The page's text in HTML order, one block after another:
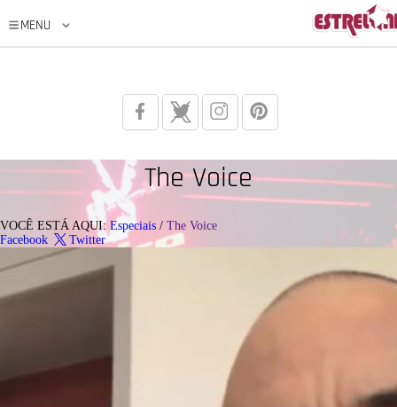
The Voice
VOCÊ ESTÁ AQUI: Especiais / The Voice
Facebook
Twitter